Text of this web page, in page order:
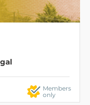
Members
only